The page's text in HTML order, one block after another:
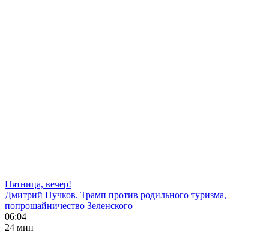
Пятница, вечер!
Дмитрий Пучков. Трамп против родильного туризма,
попрошайничество Зеленского
06:04
24 мин